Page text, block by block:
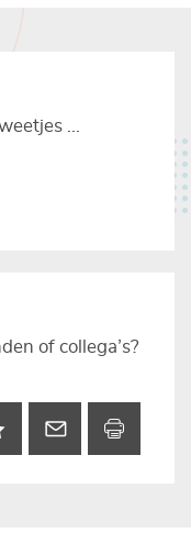
...
of collega’s?